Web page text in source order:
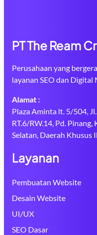
PT The Ream
Perusahaan yang
layanan SEO dan Digital
Alamat :
Plaza Aminta lt. 5/504,
RT.6/RW.14, Pd. Pinang,
Selatan, Daerah Khusus
Layanan
Pembuatan Website
Desain Website
UI/UX
SEO Dasar